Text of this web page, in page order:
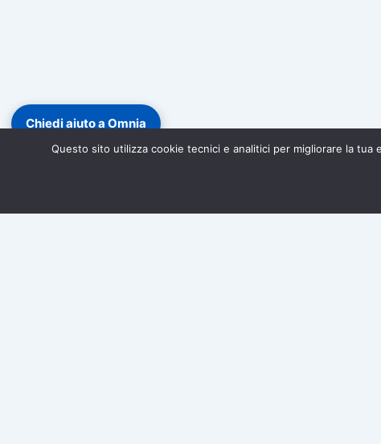
Iscriviti
Chiedi aiuto a Omnia
Questo sito utilizza cookie tecnici e analitici per migliorare la tua